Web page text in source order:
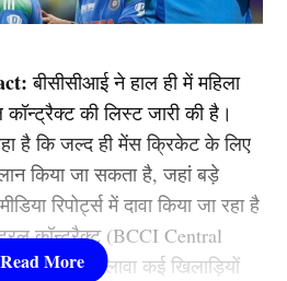
बीसीसीआई ने हाल ही में महिला
की लिस्ट जारी की है।
है कि जल्द ही मेंस क्रिकेट के लिए
किया जा सकता है, जहां बड़े
रिपोर्ट्स में दावा किया जा रहा है
कॉन्ट्रैक्ट (BCCI Central
हैं। इसके अलावा कई खिलाड़ियों